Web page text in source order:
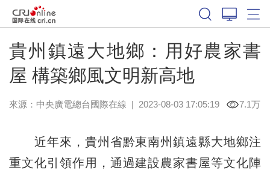
貴州鎮遠大地鄉：用好農家書
屋 構築鄉風文明新高地
來源：中央廣電總台國際在線 | 2023-08-03 17:05:19 7.1万
近年來，貴州省黔東南州鎮遠縣大地鄉注
重文化引領作用，通過建設農家書屋等文化陣